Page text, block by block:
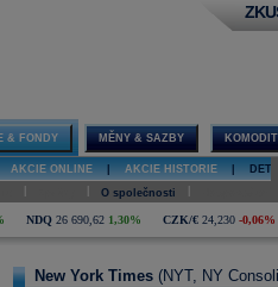
& FONDY MĚNY & SAZBY
AKCIE ONLINE AKCIE HISTORIE
O společnosti
NDQ 26 690,62 1,30% CZK/€ 24,230 -0,06%
New York Times (NYT, NY